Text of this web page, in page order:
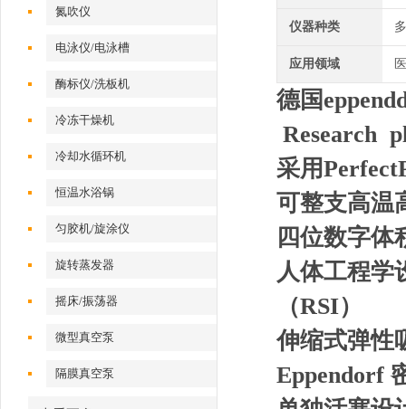
氮吹仪
电泳仪/电泳槽
酶标仪/洗板机
冷冻干燥机
冷却水循环机
恒温水浴锅
匀胶机/旋涂仪
旋转蒸发器
摇床/振荡器
微型真空泵
隔膜真空泵
仪器种类
应用领域
德国
Research
采用
可整支高温
四位数字体
人体工程学
（RSI）
伸缩式弹性
Eppendorf